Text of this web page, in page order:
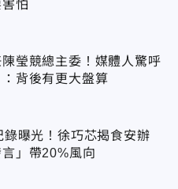
怕
瑩競總主委！媒體人驚呼
：背後有更大盤算
錄曝光！徐巧芯揭食安辦
言」帶20%風向